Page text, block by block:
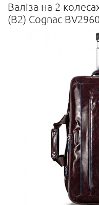
Валіза на 2
(B2) Cognac